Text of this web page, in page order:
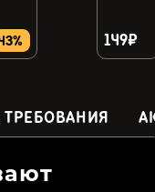
149₽